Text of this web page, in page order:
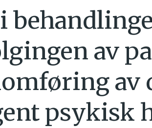
av
av
psykisk